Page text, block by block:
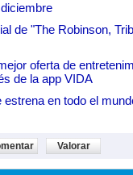
de "The Robinson,
oferta de
de la app VIDA
estrena en todo el
Valorar